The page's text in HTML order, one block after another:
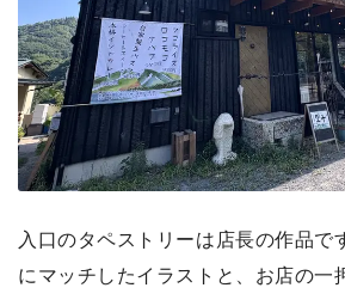
入口のタペストリーは店長の作品で
にマッチしたイラストと、お店の一